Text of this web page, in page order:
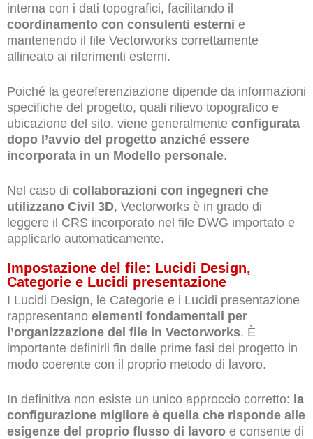
interna con i dati topografici, facilitando il
coordinamento con consulenti esterni e
mantenendo il file Vectorworks correttamente
allineato ai riferimenti esterni.
Poiché la georeferenziazione dipende da informazioni
specifiche del progetto, quali rilievo topografico e
ubicazione del sito, viene generalmente configurata
dopo l’avvio del progetto anziché essere
incorporata in un Modello personale.
Nel caso di collaborazioni con ingegneri che
utilizzano Civil 3D, Vectorworks è in grado di
leggere il CRS incorporato nel file DWG importato e
applicarlo automaticamente.
Impostazione del file: Lucidi Design,
Categorie e Lucidi presentazione
I Lucidi Design, le Categorie e i Lucidi presentazione
rappresentano elementi fondamentali per
l’organizzazione del file in Vectorworks. È
importante definirli fin dalle prime fasi del progetto in
modo coerente con il proprio metodo di lavoro.
In definitiva non esiste un unico approccio corretto: la
configurazione migliore è quella che risponde alle
esigenze del proprio flusso di lavoro e consente di